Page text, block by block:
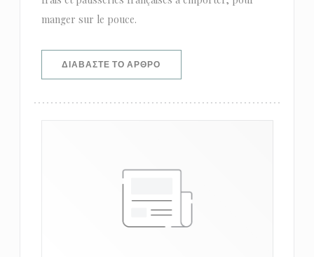
manger sur le pouce.
ΔΙΑΒΆΣΤΕ ΤΟ ΆΡΘΡΟ